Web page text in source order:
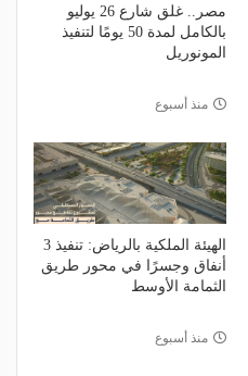
مصر.. غلق شارع 26 يوليو
بالكامل لمدة 50 يومًا لتنفيذ
المونوريل
منذ أسبوع
الهيئة الملكية بالرياض: تنفيذ 3
أنفاق وجسرًا في محور طريق
الثمامة الأوسط
منذ أسبوع